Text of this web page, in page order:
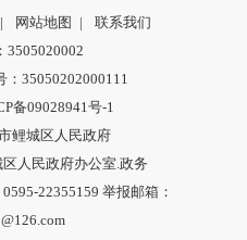
| 网站地图 |
联系我们
3505020002
：35050202000111
备09028941号-1
鲤城区人民政府
人民政府办公室.政务
22355159 举报邮箱：